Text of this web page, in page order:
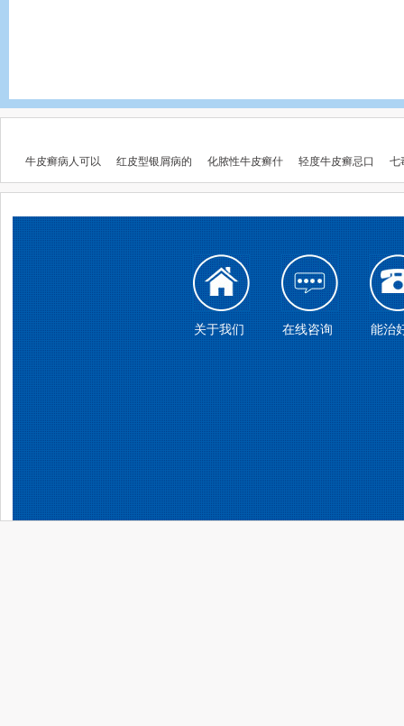
牛皮癣病人可以 红皮型银屑病的 化脓性牛皮癣什 轻度牛皮癣忌口 七
关于我们 在线咨询 能治